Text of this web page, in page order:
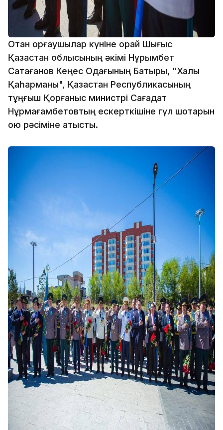
Отан қорғаушылар күніне орай Шығыс
Қазақстан облысының әкімі Нұрымбет
Сақтағанов Кеңес Одағының Батыры, "Халық
Қаһарманы", Қазақстан Республикасының
тұңғыш Қорғаныс министрі Сағадат
Нұрмағамбетовтың ескерткішіне гүл шоқтарын
қою рәсіміне қатысты.